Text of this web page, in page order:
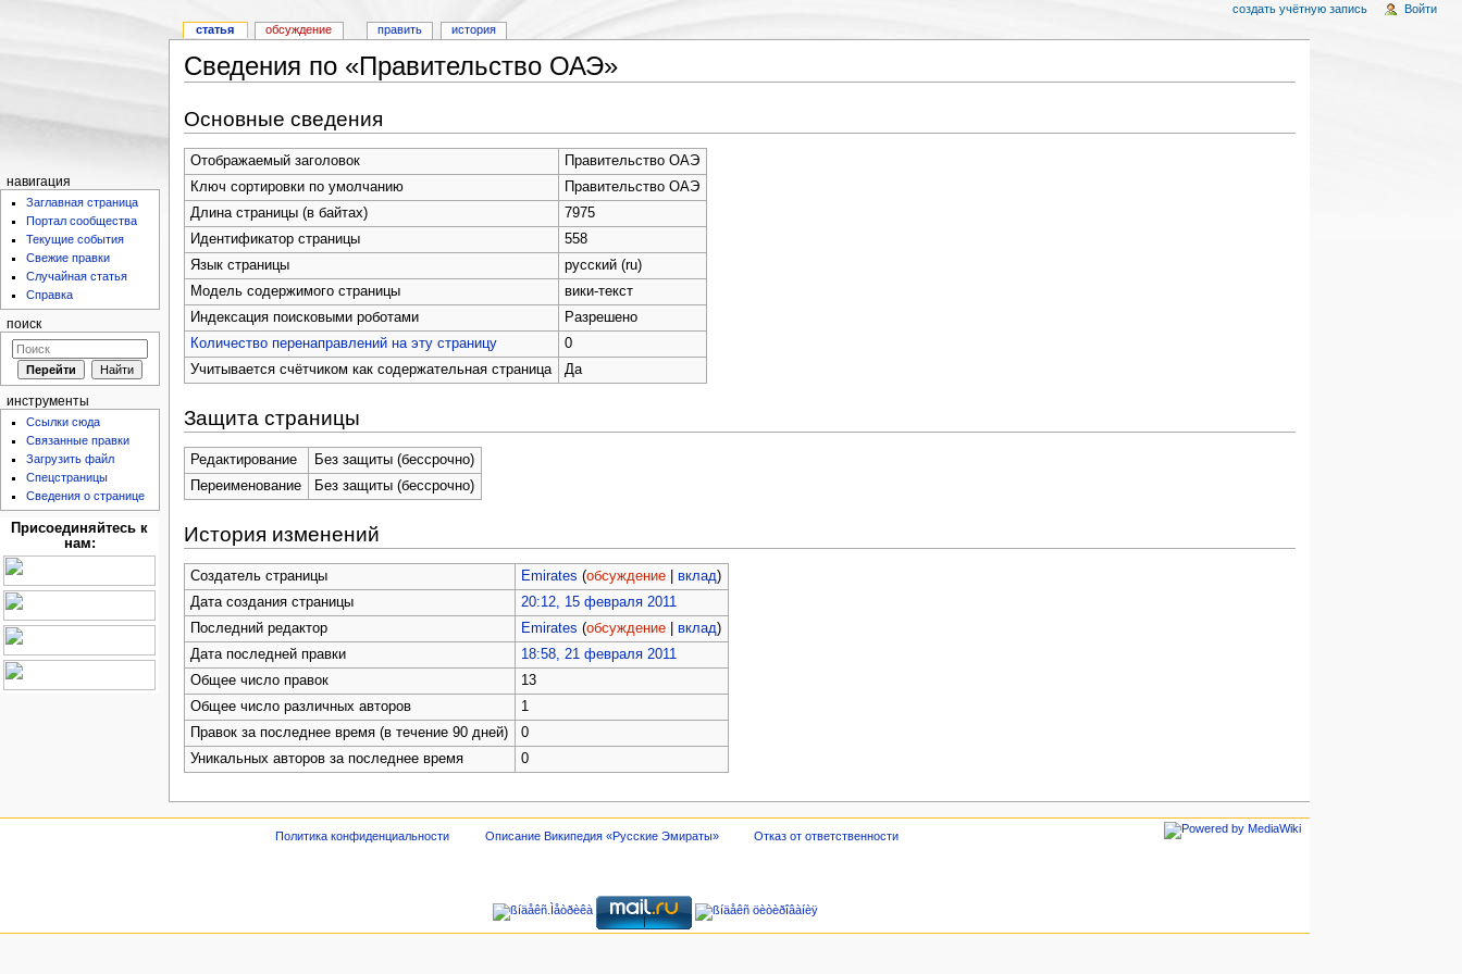
Сведения по «Правительство ОАЭ»
Основные сведения
Отображаемый заголовок
Правительство ОАЭ
Ключ сортировки по умолчанию
Правительство ОАЭ
Длина страницы (в байтах)
7975
Идентификатор страницы
558
Язык страницы
русский (ru)
Модель содержимого страницы
вики-текст
Индексация поисковыми роботами
Разрешено
Количество перенаправлений на эту страницу
0
Учитывается счётчиком как содержательная страница
Да
Защита страницы
Редактирование
Без защиты (бессрочно)
Переименование
Без защиты (бессрочно)
История изменений
Создатель страницы Emirates (обсуждение| вклад)
Дата создания страницы
20:12, 15 февраля 2011
Последний редактор
Emirates (обсуждение| вклад)
Дата последней правки
18:58, 21 февраля 2011
Общее число правок
13
Общее число различных авторов
1
Правок за последнее время (в течение 90 дней)
0
Уникальных авторов за последнее время
0
статья обсуждение править история
создать учётную запись Войти
навигация
Заглавная страница
Портал сообщества
Текущие события
Свежие правки
Случайная статья
Справка
поиск
инструменты
Ссылки сюда
Связанные правки
Загрузить файл
Спецстраницы
Сведения о странице
Присоединяйтесь к
нам:
Политика конфиденциальности Описание Википедия «Русские Эмираты» Отказ от ответственности